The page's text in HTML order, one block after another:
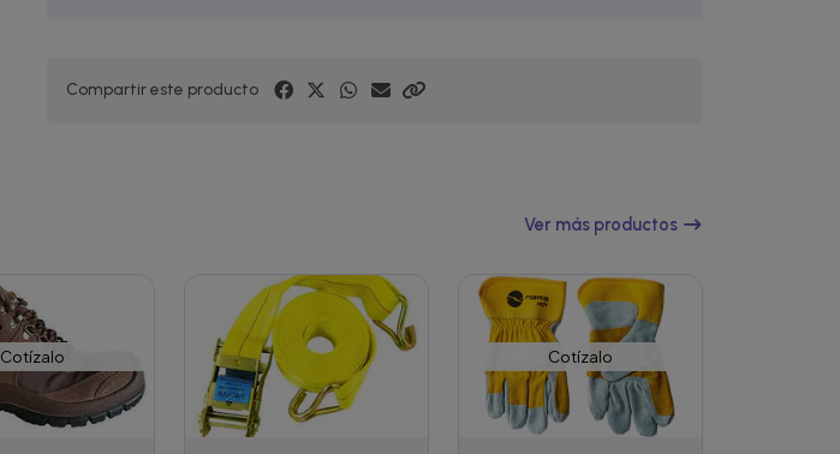
Compartir este producto
Ver más productos
Cotízalo Cotízalo